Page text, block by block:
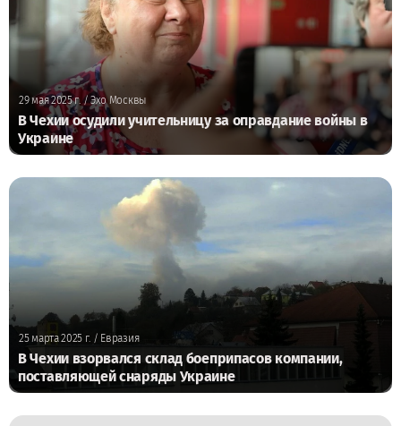
29 мая 2025 г./ Эхо Москвы
В Чехии осудили учительницу за оправдание войны в
Украине
25 марта 2025 г. / Евразия
В Чехии взорвался склад боеприпасов компании,
поставляющей снаряды Украине